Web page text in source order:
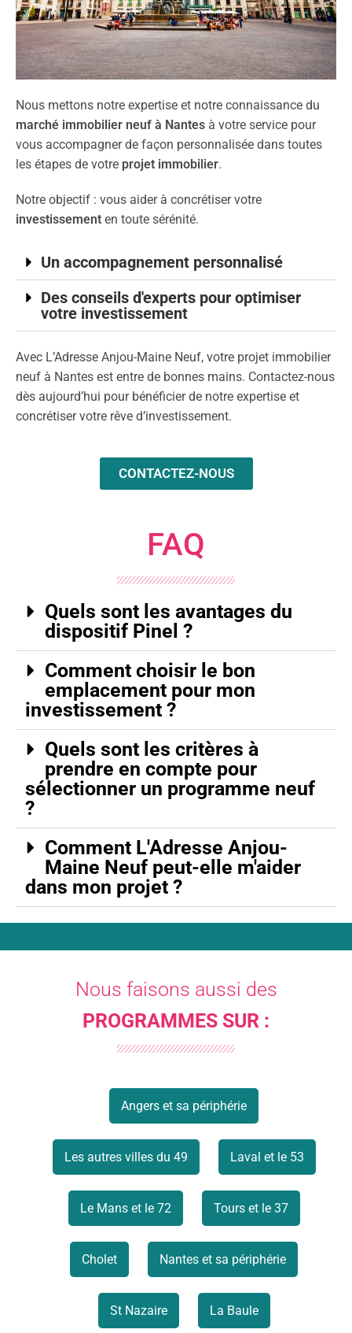
Nous mettons notre expertise et notre connaissance du
marché immobilier neuf à Nantes à votre service pour
vous accompagner de façon personnalisée dans toutes
les étapes de votre projet immobilier.
Notre objectif : vous aider à concrétiser votre
investissement en toute sérénité.
Un accompagnement personnalisé
Des conseils d'experts pour optimiser
votre investissement
Avec L’Adresse Anjou-Maine Neuf, votre projet immobilier
neuf à Nantes est entre de bonnes mains. Contactez-nous
dès aujourd’hui pour bénéficier de notre expertise et
concrétiser votre rêve d’investissement.
CONTACTEZ-NOUS
FAQ
Quels sont les avantages du
dispositif Pinel ?
Comment choisir le bon
emplacement pour mon
investissement ?
Quels sont les critères à
prendre en compte pour
sélectionner un programme neuf
?
Comment L'Adresse Anjou-
Maine Neuf peut-elle m'aider
dans mon projet ?
Nous faisons aussi des
PROGRAMMES SUR :
Angers et sa périphérie
Les autres villes du 49 Laval et le 53
Le Mans et le 72 Tours et le 37
Cholet Nantes et sa périphérie
St Nazaire La Baule